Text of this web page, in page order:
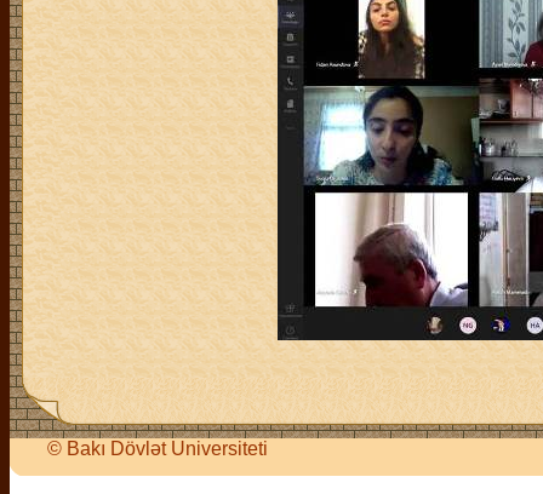
© Bakı Dövlət Universiteti